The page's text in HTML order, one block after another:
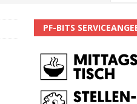
PF-BITS